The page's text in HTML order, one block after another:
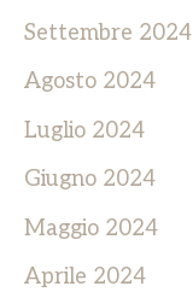
Settembre 2024
Agosto 2024
Luglio 2024
Giugno 2024
Maggio 2024
Aprile 2024